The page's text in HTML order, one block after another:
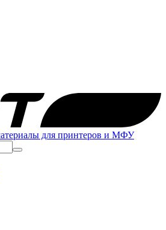
для принтеров и МФУ